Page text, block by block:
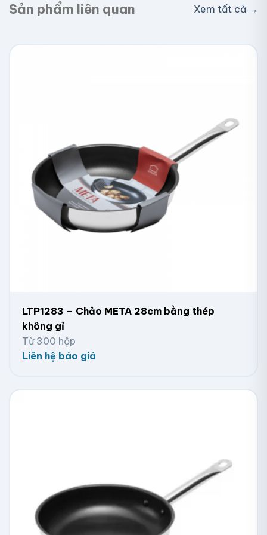
Sản phẩm liên quan Xem tất cả →
LTP1283 – Chảo META 28cm bằng thép
không gỉ
Từ 300 hộp
Liên hệ báo giá